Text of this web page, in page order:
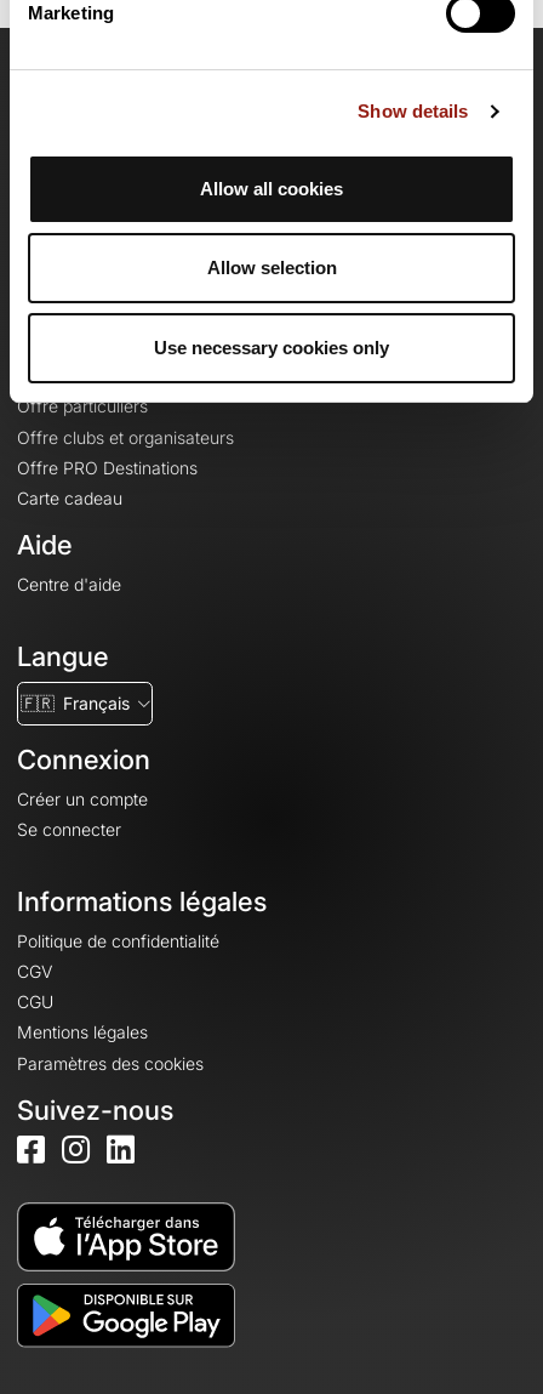
Marketing
Show details
Allow all cookies
Allow selection
Use necessary cookies only
Contact
Offres
Fonds de cartes topographiques
Fonctionnalités
Offre particuliers
Offre clubs et organisateurs
Offre PRO Destinations
Carte cadeau
Aide
Centre d'aide
Langue
🇫🇷 Français
Connexion
Créer un compte
Se connecter
Informations légales
Politique de confidentialité
CGV
CGU
Mentions légales
Paramètres des cookies
Suivez-nous